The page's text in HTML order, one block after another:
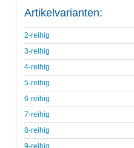
Artikelvarianten:
2-reihig
3-reihig
4-reihig
5-reihig
6-reihig
7-reihig
8-reihig
9-reihig